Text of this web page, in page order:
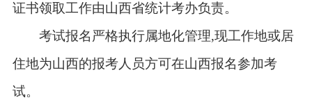
证书领取工作由山西省统计考办负责。
考试报名严格执行属地化管理,现工作地或居
住地为山西的报考人员方可在山西报名参加考
试。